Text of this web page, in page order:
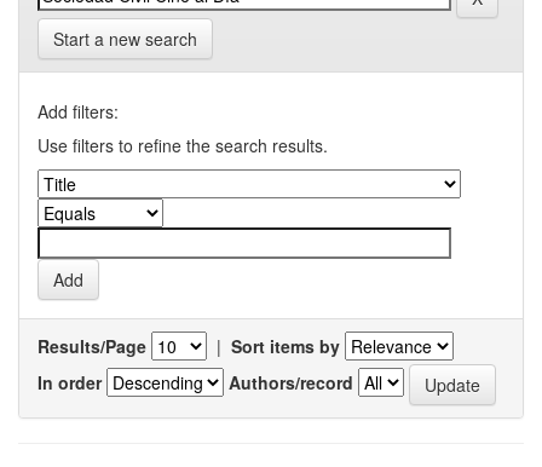
Start a new search
Add filters:
Use filters to refine the search results.
Results/Page | Sort items by
In order
Authors/record